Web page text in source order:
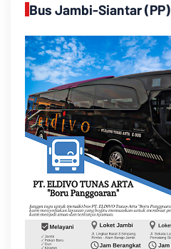
Bus Jambi-Siantar (PP)